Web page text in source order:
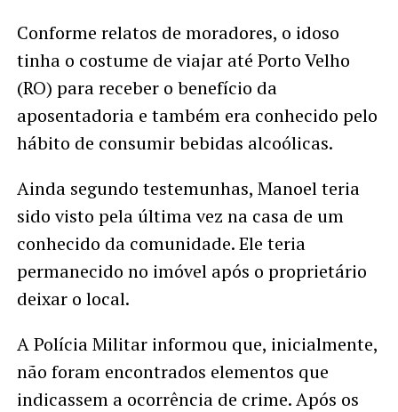
Conforme relatos de moradores, o idoso
tinha o costume de viajar até Porto Velho
(RO) para receber o benefício da
aposentadoria e também era conhecido pelo
hábito de consumir bebidas alcoólicas.
Ainda segundo testemunhas, Manoel teria
sido visto pela última vez na casa de um
conhecido da comunidade. Ele teria
permanecido no imóvel após o proprietário
deixar o local.
A Polícia Militar informou que, inicialmente,
não foram encontrados elementos que
indicassem a ocorrência de crime. Após os